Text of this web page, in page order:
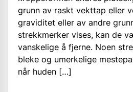
grunn av raskt vekttap eller
graviditet eller av andre
strekkmerker vises, kan de
vanskelige å fjerne. Noen
bleke og umerkelige
når huden […]